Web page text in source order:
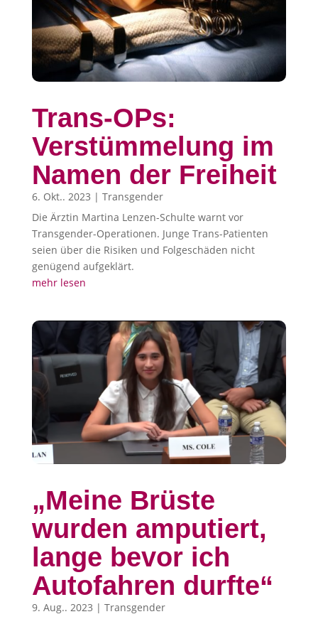
Trans-OPs:
Verstümmelung im
Namen der Freiheit
6. Okt.. 2023 | Transgender
Die Ärztin Martina Lenzen-Schulte warnt vor
Transgender-Operationen. Junge Trans-Patienten
seien über die Risiken und Folgeschäden nicht
genügend aufgeklärt.
mehr lesen
„Meine Brüste
wurden amputiert,
lange bevor ich
Autofahren durfte“
9. Aug.. 2023 | Transgender